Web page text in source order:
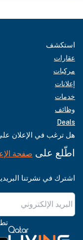
استكشف
عقارات
مركبات
إعلانات
خدمات
وظائف
Deals
هل ترغب في الإعلان
اطّلع على صفحة
اشترك في نشرتنا